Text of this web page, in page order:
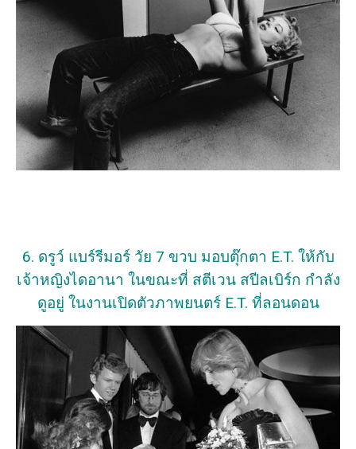
6. ดรูว์ แบร์รีมอร์ วัย 7 ขวบ มอบตุ๊กตา E.T. ให้กับ
เจ้าหญิงไดอานา ในขณะที่ สตีเวน สปีลเบิร์ก กำลัง
ดูอยู่ ในงานเปิดตัวภาพยนตร์ E.T. ที่ลอนดอน